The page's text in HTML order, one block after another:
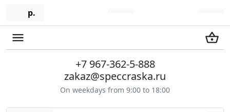
р.
+7 967-362-5-888
zakaz@speccraska.ru
On weekdays from 9:00 to 18:00